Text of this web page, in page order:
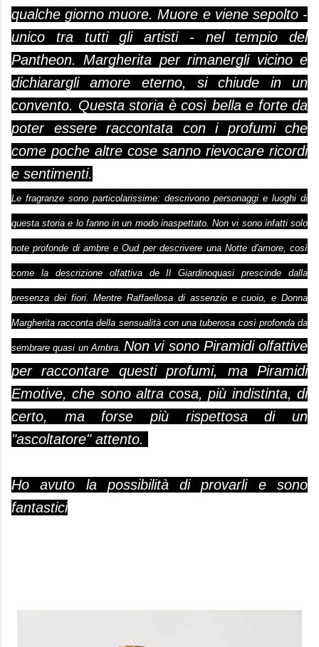
qualche giorno muore. Muore e viene sepolto -
unico tra tutti gli artisti - nel tempio del
Pantheon. Margherita per rimanergli vicino e
dichiarargli amore eterno, si chiude in un
convento. Questa storia è così bella e forte da
poter essere raccontata con i profumi che
come poche altre cose sanno rievocare ricordi
e sentimenti.
Le fragranze sono particolarissime: descrivono personaggi e luoghi di
questa storia e lo fanno in un modo inaspettato. Non vi sono infatti solo
note profonde di ambre e Oud per descrivere unaNotte d'amore, così
come la descrizione olfattiva deIl Giardinoquasi prescinde dalla
presenza dei fiori. MentreRaffaellosa di assenzio e cuoio, eDonna
Margherita racconta della sensualità con una tuberosa così profonda da
sembrare quasi un Ambra. Non vi sono Piramidi olfattive
per raccontare questi profumi, ma Piramidi
Emotive, che sono altra cosa, più indistinta, di
certo, ma forse più rispettosa di un
"ascoltatore" attento.
Ho avuto la possibilità di provarli e sono
fantastici